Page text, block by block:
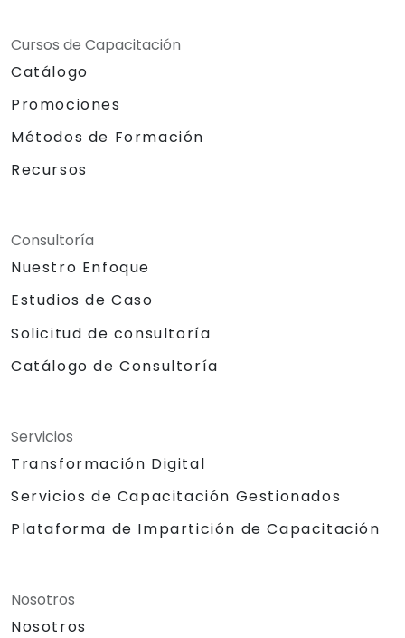
Cursos de Capacitación
Catálogo
Promociones
Métodos de Formación
Recursos
Consultoría
Nuestro Enfoque
Estudios de Caso
Solicitud de consultoría
Catálogo de Consultoría
Servicios
Transformación Digital
Servicios de Capacitación Gestionados
Plataforma de Impartición de Capacitación
Nosotros
Nosotros